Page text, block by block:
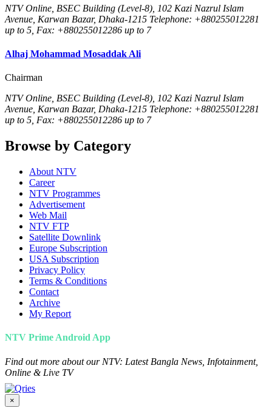
NTV Online, BSEC Building (Level-8), 102 Kazi Nazrul Islam
Avenue, Karwan Bazar, Dhaka-1215 Telephone: +880255012281
up to 5, Fax: +880255012286 up to 7
Alhaj Mohammad Mosaddak Ali
Chairman
NTV Online, BSEC Building (Level-8), 102 Kazi Nazrul Islam
Avenue, Karwan Bazar, Dhaka-1215 Telephone: +880255012281
up to 5, Fax: +880255012286 up to 7
Browse by Category
About NTV
Career
NTV Programmes
Advertisement
Web Mail
NTV FTP
Satellite Downlink
Europe Subscription
USA Subscription
Privacy Policy
Terms & Conditions
Contact
Archive
My Report
NTV Prime Android App
Find out more about our NTV: Latest Bangla News, Infotainment,
Online & Live TV
×